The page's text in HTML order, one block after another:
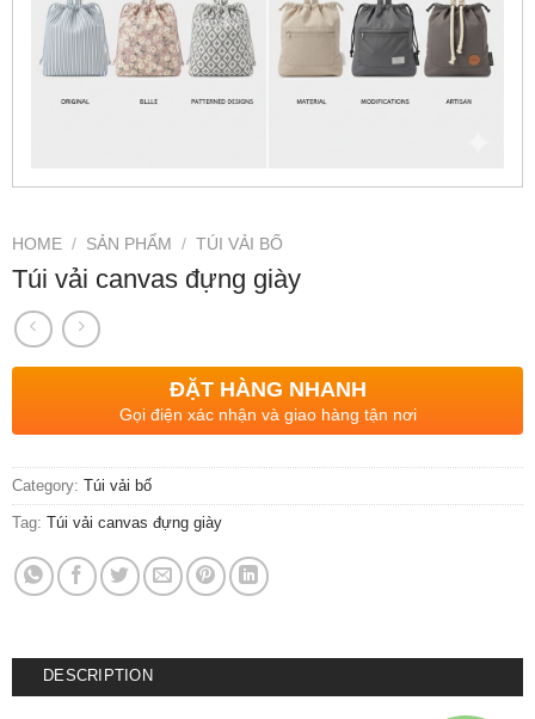
HOME / SẢN PHẨM / TÚI VẢI BỐ
Túi vải canvas đựng giày
ĐẶT HÀNG NHANH
Gọi điện xác nhận và giao hàng tận nơi
Category: Túi vải bố
Tag: Túi vải canvas đựng giày
DESCRIPTION